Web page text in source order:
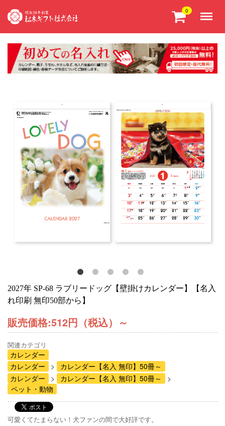
0
2027年 SP-68 ラブリードッグ【壁掛けカレンダー】【名入
れ印刷 無印50部から】
販売価格:512円（税込） ～
関連カテゴリ
カレンダー
カレンダー
カレンダー【名入 無印】50冊～
カレンダー
カレンダー【名入 無印】50冊～
ペット・動物
可愛くてたまらない！犬ファンの間で大好評です。